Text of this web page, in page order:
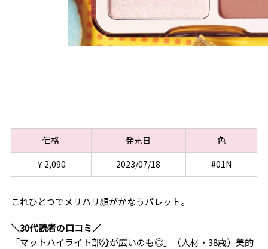
価格 発売日
色
￥2,090
2023/07/18 #01N
これひとつでメリハリ顔がかなうパレット。
＼30代読者の口コミ／
「マットハイライト部分が広いのも◎」（人材・38歳）美的